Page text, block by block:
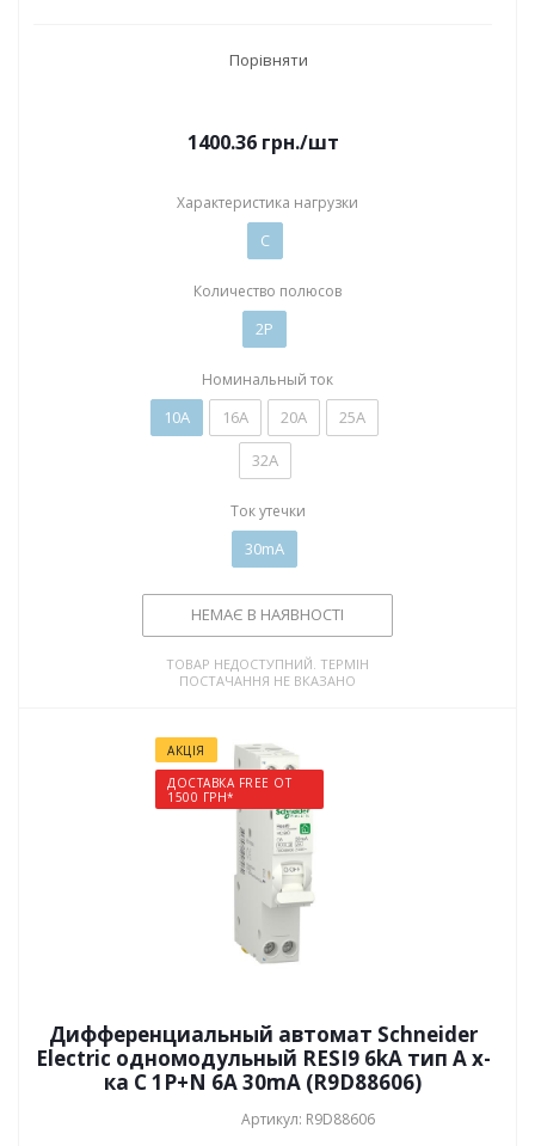
Порівняти
1400.36 грн./шт
Характеристика нагрузки
C
Количество полюсов
2P
Номинальный ток
10А 16А 20А
25А
32А
Ток утечки
30mA
НЕМАЄ В НАЯВНОСТІ
ТОВАР НЕДОСТУПНИЙ. ТЕРМІН
ПОСТАЧАННЯ НЕ ВКАЗАНО
АКЦІЯ
ДОСТАВКА FREE ОТ
1500 ГРН*
Дифференциальный автомат Schneider
Electric одномодульный RESI9 6kA тип А х-
ка C 1P+N 6А 30mA (R9D88606)
Артикул: R9D88606